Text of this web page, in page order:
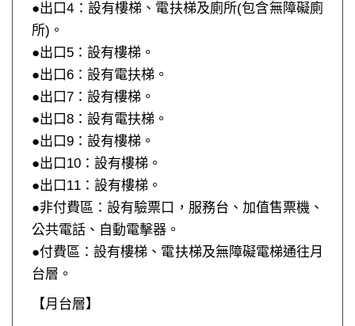
●出口4：設有樓梯、電扶梯及廁所(包含無障礙廁
所)。
●出口5：設有樓梯。
●出口6：設有電扶梯。
●出口7：設有樓梯。
●出口8：設有電扶梯。
●出口9：設有樓梯。
●出口10：設有樓梯。
●出口11：設有樓梯。
●非付費區：設有驗票口，服務台、加值售票機、
公共電話、自動電擊器。
●付費區：設有樓梯、電扶梯及無障礙電梯通往月
台層。
【月台層】